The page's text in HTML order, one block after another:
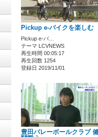
Pickup e-バイクを楽しむ
Pickup e-バ…
テーマ LCVNEWS
再生時間 00:05:17
再生回数 1254
登録日 2019/11/01
豊田バレーボールクラブ